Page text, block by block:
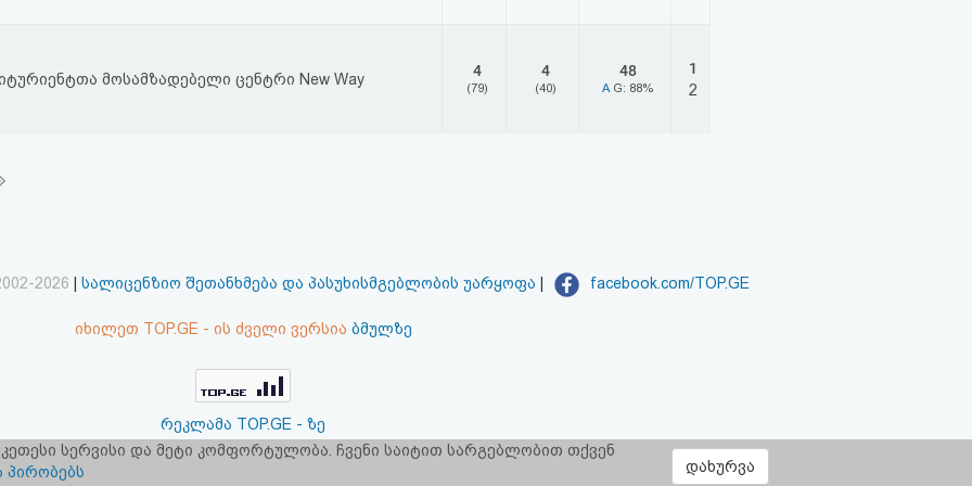
მოსამზადებელი ცენტრი New Way 4
(79)
4
(40)
48
A G: 88%
1
2
2026 სალიცენზიო შეთანხმება და პასუხისმგებლობის უარყოფა facebook.com/TOP.GE
იხილეთ TOP.GE - ის ძველი ვერსია ბმულზე
რეკლამა TOP.GE - ზე
განთავსებას და ინტერნეტთან კავშირს უზრუნველყოფს:
სერვისი და მეტი კომფორტულობა. ჩვენი საიტით სარგებლობით თქვენ
პირობებს
დახურვა